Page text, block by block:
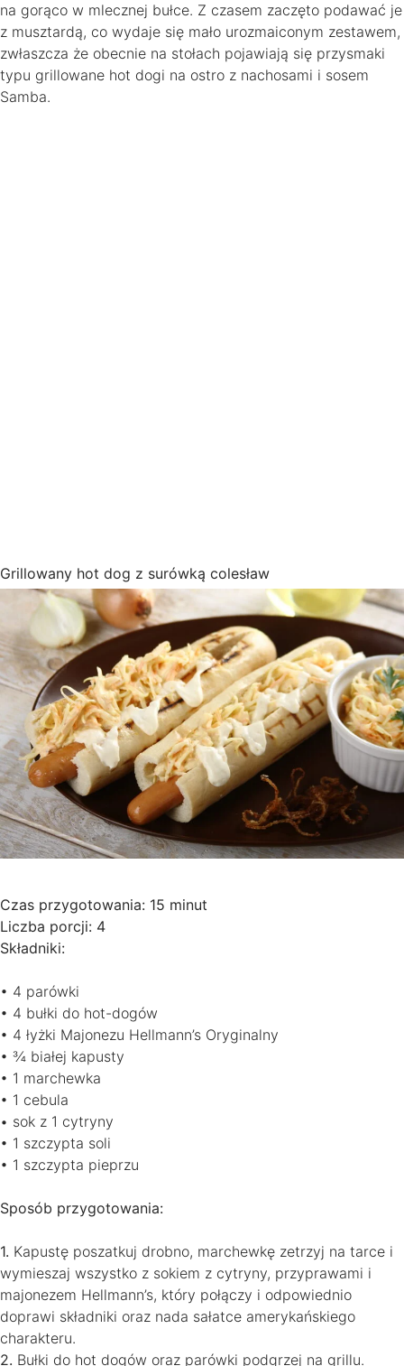
na gorąco w mlecznej bułce. Z czasem zaczęto podawać je
z musztardą, co wydaje się mało urozmaiconym zestawem,
zwłaszcza że obecnie na stołach pojawiają się przysmaki
typu grillowane hot dogi na ostro z nachosami i sosem
Samba.
Grillowany hot dog z surówką colesław
Czas przygotowania: 15 minut
Liczba porcji: 4
Składniki:
• 4 parówki
• 4 bułki do hot-dogów
• 4 łyżki Majonezu Hellmann’s Oryginalny
• ¾ białej kapusty
• 1 marchewka
• 1 cebula
• sok z 1 cytryny
• 1 szczypta soli
• 1 szczypta pieprzu
Sposób przygotowania:
1. Kapustę poszatkuj drobno, marchewkę zetrzyj na tarce i
wymieszaj wszystko z sokiem z cytryny, przyprawami i
majonezem Hellmann’s, który połączy i odpowiednio
doprawi składniki oraz nada sałatce amerykańskiego
charakteru.
2. Bułki do hot dogów oraz parówki podgrzej na grillu.